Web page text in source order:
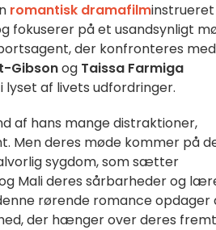
romantisk dramafilm
fokuserer på et usandsynligt
der konfronteres
Gibsonog Taissa Farmiga
af livets udfordringer.
af hans mange distraktioner,
Men deres møde kommer på
sygdom, som sætter
Mali deres sårbarheder og
rørende romance opdager
der hænger over deres